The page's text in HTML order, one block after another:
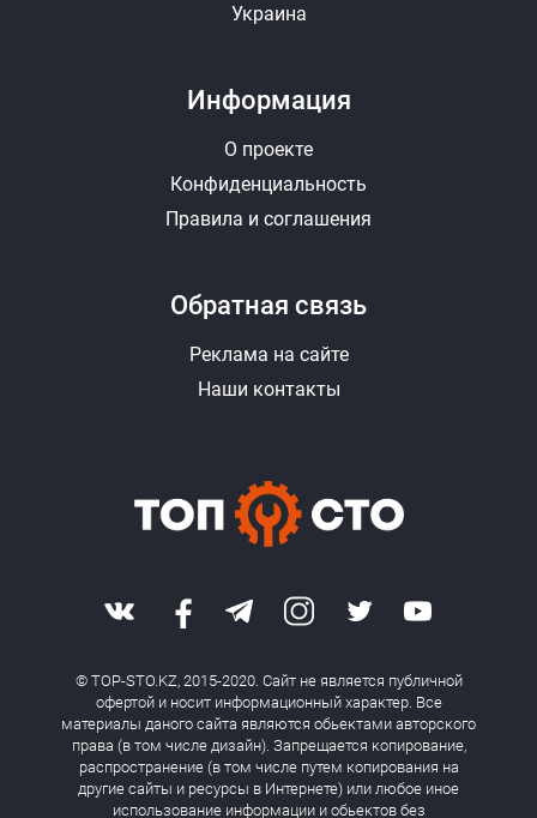
Украина
Информация
О проекте
Конфиденциальность
Правила и соглашения
Обратная связь
Реклама на сайте
Наши контакты
© TOP-STO.KZ, 2015-2020. Сайт не является публичной
офертой и носит информационный характер. Все
материалы даного сайта являются обьектами авторского
права (в том числе дизайн). Запрещается копирование,
распространение (в том числе путем копирования на
другие сайты и ресурсы в Интернете) или любое иное
использование информации и обьектов без